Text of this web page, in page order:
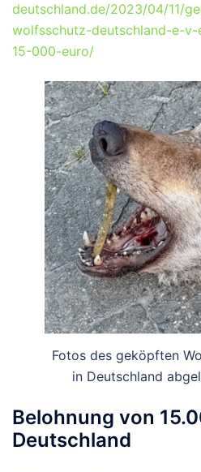
deutschland.de/2023/04/11/
wolfsschutz-deutschland-e-
15-000-euro/
Fotos des geköpften
in Deutschland
Belohnung von
Deutschland